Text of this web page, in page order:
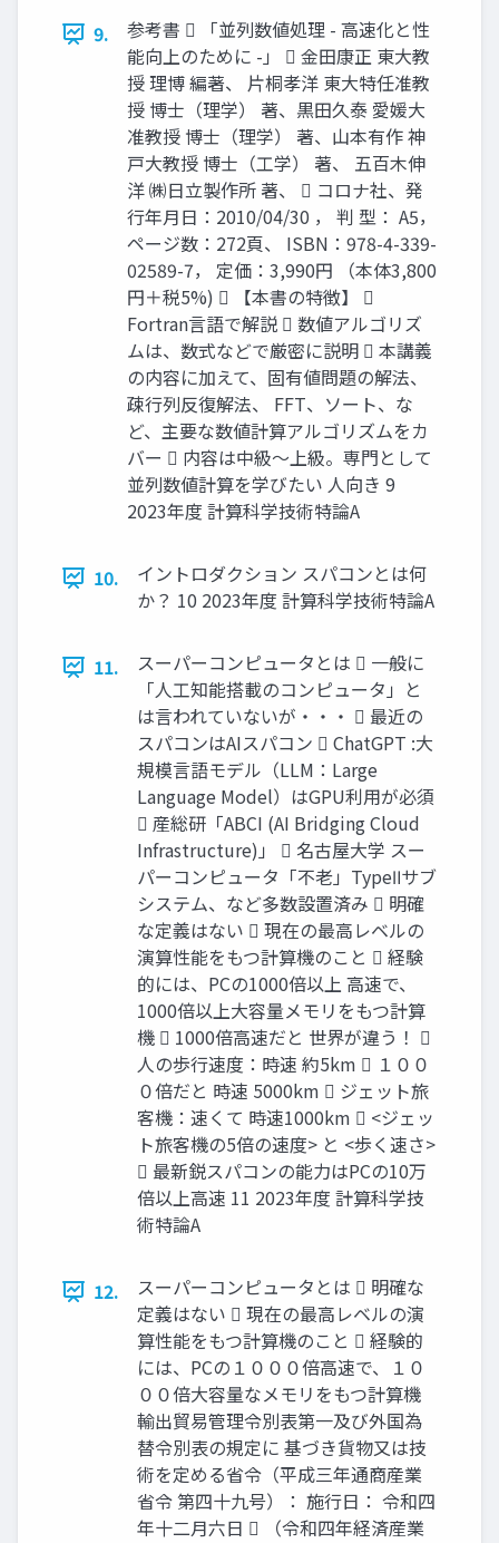
9.
参考書  「並列数値処理 - 高速化と性
能向上のために -」  金田康正 東大教
授 理博 編著、 片桐孝洋 東大特任准教
授 博士（理学） 著、黒田久泰 愛媛大
准教授 博士（理学） 著、山本有作 神
戸大教授 博士（工学） 著、 五百木伸
洋 ㈱日立製作所 著、  コロナ社、発
行年月日：2010/04/30 ， 判 型： A5，
ページ数：272頁、 ISBN：978-4-339-
02589-7， 定価：3,990円 （本体3,800
円＋税5%)  【本書の特徴】 
Fortran言語で解説  数値アルゴリズ
ムは、数式などで厳密に説明  本講義
の内容に加えて、固有値問題の解法、
疎行列反復解法、 FFT、ソート、な
ど、主要な数値計算アルゴリズムをカ
バー  内容は中級～上級。専門として
並列数値計算を学びたい 人向き 9
2023年度 計算科学技術特論A
10.
イントロダクション スパコンとは何
か？ 10 2023年度 計算科学技術特論A
11.
スーパーコンピュータとは  一般に
「人工知能搭載のコンピュータ」と
は言われていないが・・・  最近の
スパコンはAIスパコン  ChatGPT :大
規模言語モデル（LLM：Large
Language Model）はGPU利用が必須
 産総研「ABCI (AI Bridging Cloud
Infrastructure)」  名古屋大学 スー
パーコンピュータ「不老」TypeⅡサブ
システム、など多数設置済み  明確
な定義はない  現在の最高レベルの
演算性能をもつ計算機のこと  経験
的には、PCの1000倍以上 高速で、
1000倍以上大容量メモリをもつ計算
機  1000倍高速だと 世界が違う！ 
人の歩行速度：時速 約5km  １００
０倍だと 時速 5000km  ジェット旅
客機：速くて 時速1000km  <ジェッ
ト旅客機の5倍の速度> と <歩く速さ>
 最新鋭スパコンの能力はPCの10万
倍以上高速 11 2023年度 計算科学技
術特論A
12.
スーパーコンピュータとは  明確な
定義はない  現在の最高レベルの演
算性能をもつ計算機のこと  経験的
には、PCの１０００倍高速で、１０
００倍大容量なメモリをもつ計算機
輸出貿易管理令別表第一及び外国為
替令別表の規定に 基づき貨物又は技
術を定める省令（平成三年通商産業
省令 第四十九号）： 施行日： 令和四
年十二月六日  （令和四年経済産業